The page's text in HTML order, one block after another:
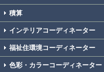
積算
インテリアコーディネーター
福祉住環境コーディネーター
色彩・カラーコーディネーター